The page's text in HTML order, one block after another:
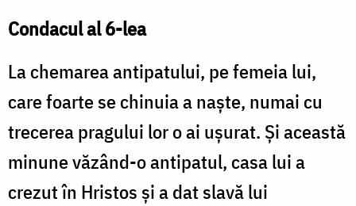
Condacul al 6-lea
La chemarea antipatului, pe femeia lui,
care foarte se chinuia a naşte, numai cu
trecerea pragului lor o ai uşurat. Şi această
minune văzând-o antipatul, casa lui a
crezut în Hristos şi a dat slavă lui